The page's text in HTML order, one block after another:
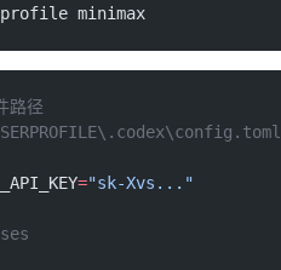
minimax
路径
="sk-Xvs..."